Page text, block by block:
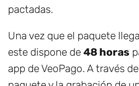
pactadas.
Una vez que el paquete
este dispone de 48 horas
app de VeoPago. A través